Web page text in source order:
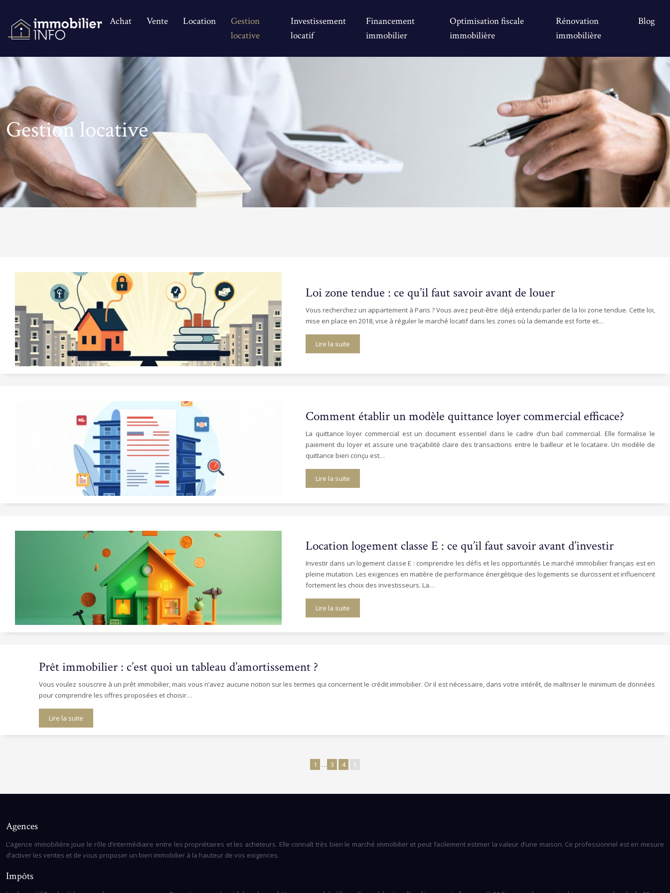
Achat Vente Location
Gestion
locative
Investissement
locatif
Financement
immobilier
Optimisation fiscale
immobilière
Rénovation
immobilière
Blog
Gestion locative
Loi zone tendue : ce qu’il faut savoir avant de louer
Vous recherchez un appartement à Paris ? Vous avez peut-être déjà entendu parler de la loi zone tendue. Cette loi,
mise en place en 2018, vise à réguler le marché locatif dans les zones où la demande est forte et…
Lire la suite
Comment établir un modèle quittance loyer commercial efficace?
La quittance loyer commercial est un document essentiel dans le cadre d’un bail commercial. Elle formalise le
paiement du loyer et assure une traçabilité claire des transactions entre le bailleur et le locataire. Un modèle de
quittance bien conçu est…
Lire la suite
Location logement classe E : ce qu’il faut savoir avant d’investir
Investir dans un logement classe E : comprendre les défis et les opportunités Le marché immobilier français est en
pleine mutation. Les exigences en matière de performance énergétique des logements se durcissent et influencent
fortement les choix des investisseurs. La…
Lire la suite
Prêt immobilier : c’est quoi un tableau d’amortissement ?
Vous voulez souscrire à un prêt immobilier, mais vous n’avez aucune notion sur les termes qui concernent le crédit immobilier. Or il est nécessaire, dans votre intérêt, de maîtriser le minimum de données
pour comprendre les offres proposées et choisir…
Lire la suite
1 … 3 4 5
Agences
L’agence immobilière joue le rôle d’intermédiaire entre les propriétaires et les acheteurs. Elle connaît très bien le marché immobilier et peut facilement estimer la valeur d’une maison. Ce professionnel est en mesure
d’activer les ventes et de vous proposer un bien immobilier à la hauteur de vos exigences.
Impôts